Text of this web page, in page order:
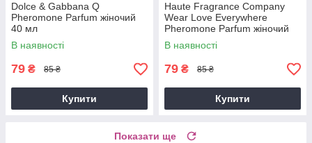
Dolce & Gabbana Q
Pheromone Parfum жіночий
40 мл
В наявності
79 ₴ 85 ₴
Купити
Haute Fragrance Company
Wear Love Everywhere
Pheromone Parfum жіночий
40 мл
В наявності
79 ₴ 85 ₴
Купити
Показати ще